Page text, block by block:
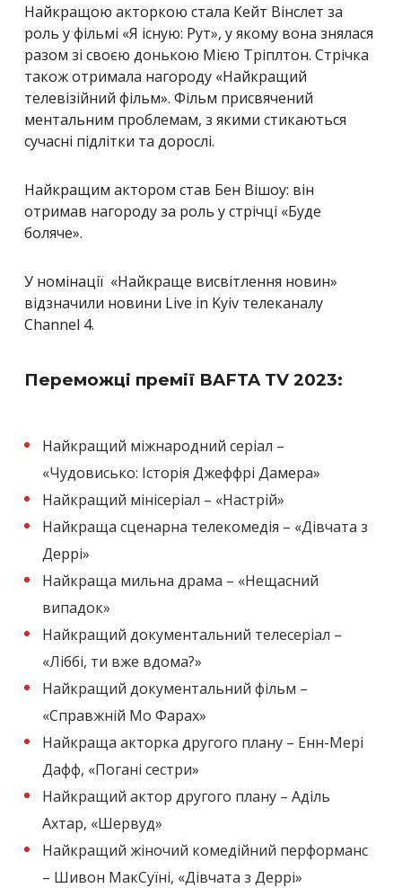
Найкращою акторкою стала Кейт Вінслет за
роль у фільмі «Я існую: Рут», у якому вона знялася
разом зі своєю донькою Мією Тріплтон. Стрічка
також отримала нагороду «Найкращий
телевізійний фільм». Фільм присвячений
ментальним проблемам, з якими стикаються
сучасні підлітки та дорослі.
Найкращим актором став Бен Вішоу: він
отримав нагороду за роль у стрічці «Буде
боляче».
У номінації «Найкраще висвітлення новин»
відзначили новини Live in Kyiv телеканалу
Channel 4.
Переможці премії BAFTA TV 2023:
Найкращий міжнародний серіал –
«Чудовисько: Історія Джеффрі Дамера»
Найкращий мінісеріал – «Настрій»
Найкраща сценарна телекомедія – «Дівчата з
Деррі»
Найкраща мильна драма – «Нещасний
випадок»
Найкращий документальний телесеріал –
«Ліббі, ти вже вдома?»
Найкращий документальний фільм –
«Справжній Мо Фарах»
Найкраща акторка другого плану – Енн-Мері
Дафф, «Погані сестри»
Найкращий актор другого плану – Аділь
Ахтар, «Шервуд»
Найкращий жіночий комедійний перформанс
– Шивон МакСуїні, «Дівчата з Деррі»